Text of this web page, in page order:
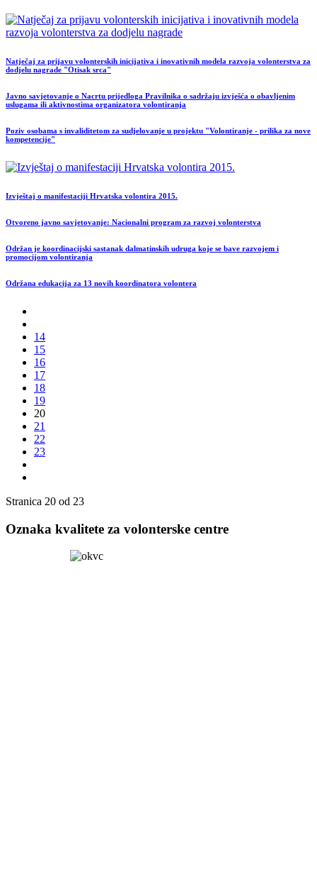
Natječaj za prijavu volonterskih inicijativa i inovativnih modela razvoja volonterstva za
dodjelu nagrade "Otisak srca"
Javno savjetovanje o Nacrtu prijedloga Pravilnika o sadržaju izvješća o obavljenim
uslugama ili aktivnostima organizatora volontiranja
Poziv osobama s invaliditetom za sudjelovanje u projektu "Volontiranje - prilika za nove
kompetencije"
Izvještaj o manifestaciji Hrvatska volontira 2015.
Otvoreno javno savjetovanje: Nacionalni program za razvoj volonterstva
Održan je koordinacijski sastanak dalmatinskih udruga koje se bave razvojem i
promocijom volontiranja
Održana edukacija za 13 novih koordinatora volontera
14
15
16
17
18
19
20
21
22
23
Stranica 20 od 23
Oznaka kvalitete za volonterske centre